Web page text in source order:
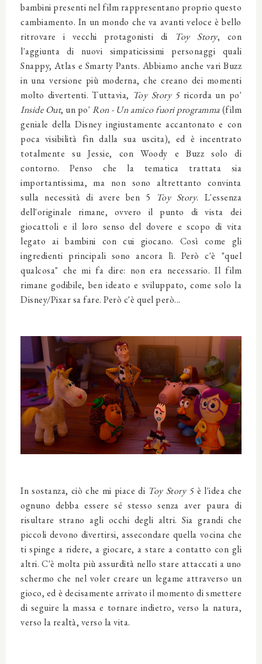
bambini presenti nel film rappresentano proprio questo
cambiamento. In un mondo che va avanti veloce è bello
ritrovare i vecchi protagonisti di Toy Story, con
l'aggiunta di nuovi simpaticissimi personaggi quali
Snappy, Atlas e Smarty Pants. Abbiamo anche vari Buzz
in una versione più moderna, che creano dei momenti
molto divertenti. Tuttavia, Toy Story 5ricorda un po'
Inside Out, un po'Ron - Un amico fuori programma(film
geniale della Disney ingiustamente accantonato e con
poca visibilità fin dalla sua uscita), ed è incentrato
totalmente su Jessie, con Woody e Buzz solo di
contorno. Penso che la tematica trattata sia
importantissima, ma non sono altrettanto convinta
sulla necessità di avere ben 5
Toy Story. L'essenza
dell'originale rimane, ovvero il punto di vista dei
giocattoli e il loro senso del dovere e scopo di vita
legato ai bambini con cui giocano. Così come gli
ingredienti principali sono ancora lì. Però c'è "quel
qualcosa" che mi fa dire: non era necessario. Il film
rimane godibile, ben ideato e sviluppato, come solo la
Disney/Pixar sa fare. Però c'è quel però...
In sostanza, ciò che mi piace di Toy Story 5è l'idea che
ognuno debba essere sé stesso senza aver paura di
risultare strano agli occhi degli altri. Sia grandi che
piccoli devono divertirsi, assecondare quella vocina che
ti spinge a ridere, a giocare, a stare a contatto con gli
altri. C'è molta più assurdità nello stare attaccati a uno
schermo che nel voler creare un legame attraverso un
gioco, ed è decisamente arrivato il momento di smettere
di seguire la massa e tornare indietro, verso la natura,
verso la realtà, verso la vita.